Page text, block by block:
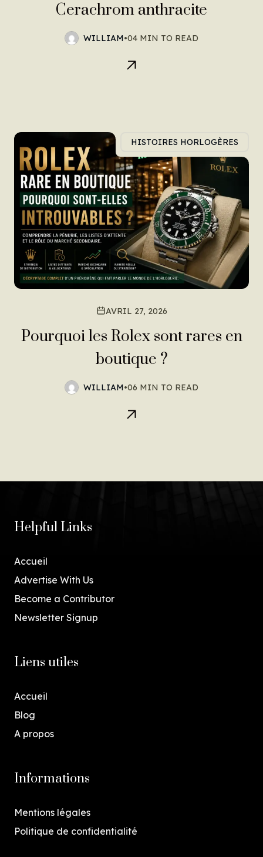
Cerachrom anthracite
WILLIAM•04 MIN TO READ
HISTOIRES HORLOGÈRES
AVRIL 27, 2026
Pourquoi les Rolex sont rares en
boutique ?
WILLIAM•06 MIN TO READ
Helpful Links
Accueil
Advertise With Us
Become a Contributor
Newsletter Signup
Liens utiles
Accueil
Blog
A propos
Informations
Mentions légales
Politique de confidentialité